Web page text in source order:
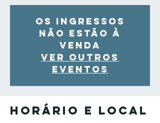
Os ingressos
não estão à
venda
Ver outros
eventos
Horário e local